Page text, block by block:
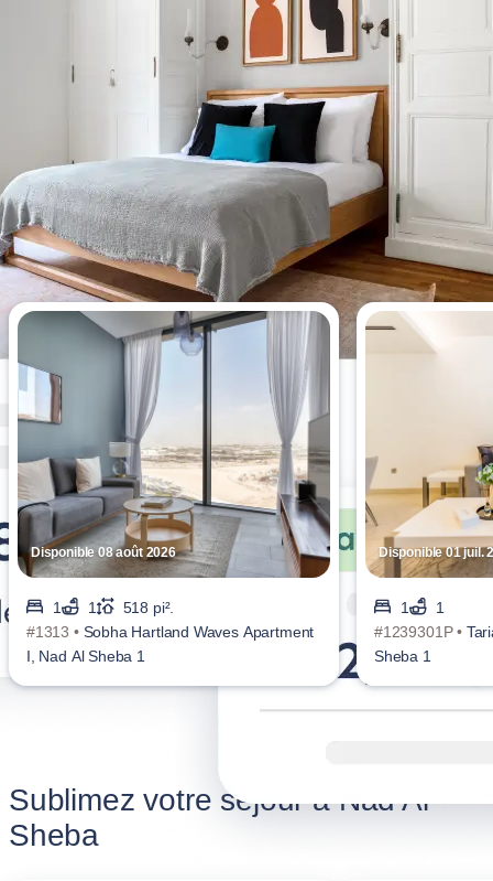
Appartements les plus vus cette
semaine
Disponible 08 août 2026
1 1
518 pi².
#1313 • Sobha Hartland Waves Apartment
I, Nad Al Sheba 1
Disponible 01 juil.
1
1
#1239301P •
Sheba 1
Sublimez votre séjour à Nad Al
Sheba